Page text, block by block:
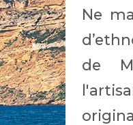
Ne
de